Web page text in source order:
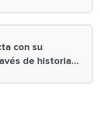
con su
de historias